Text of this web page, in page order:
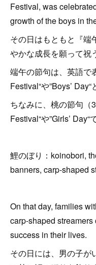
Festival, was
growth of the boys in
その日はもともと『端
やかな成長を願って祝
端午の節句は、英語で
Festival“や”Boys’ Day“
ちなみに、桃の節句（
Festival“や”Girls’ Day“
鯉のぼり：koinobori,
banners, carp-shaped
On that day, families
carp-shaped
success in their lives.
その日には、男の子が